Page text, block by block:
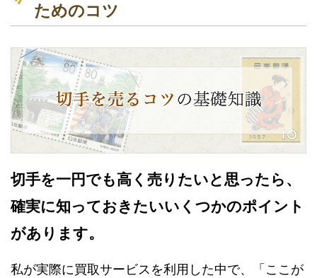
ためのコツ
切手を一円でも高く売りたいと思ったら、
確実に知っておきたいいくつかのポイント
があります。
私が実際に買取サービスを利用した中で、「ここが